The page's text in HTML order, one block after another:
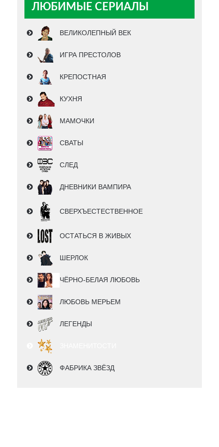
ЛЮБИМЫЕ СЕРИАЛЫ
ВЕЛИКОЛЕПНЫЙ ВЕК
ИГРА ПРЕСТОЛОВ
КРЕПОСТНАЯ
КУХНЯ
МАМОЧКИ
СВАТЫ
СЛЕД
ДНЕВНИКИ ВАМПИРА
СВЕРХЪЕСТЕСТВЕННОЕ
ОСТАТЬСЯ В ЖИВЫХ
ШЕРЛОК
ЧЁРНО-БЕЛАЯ ЛЮБОВЬ
ЛЮБОВЬ МЕРЬЕМ
ЛЕГЕНДЫ
ФАБРИКА ЗВЁЗД